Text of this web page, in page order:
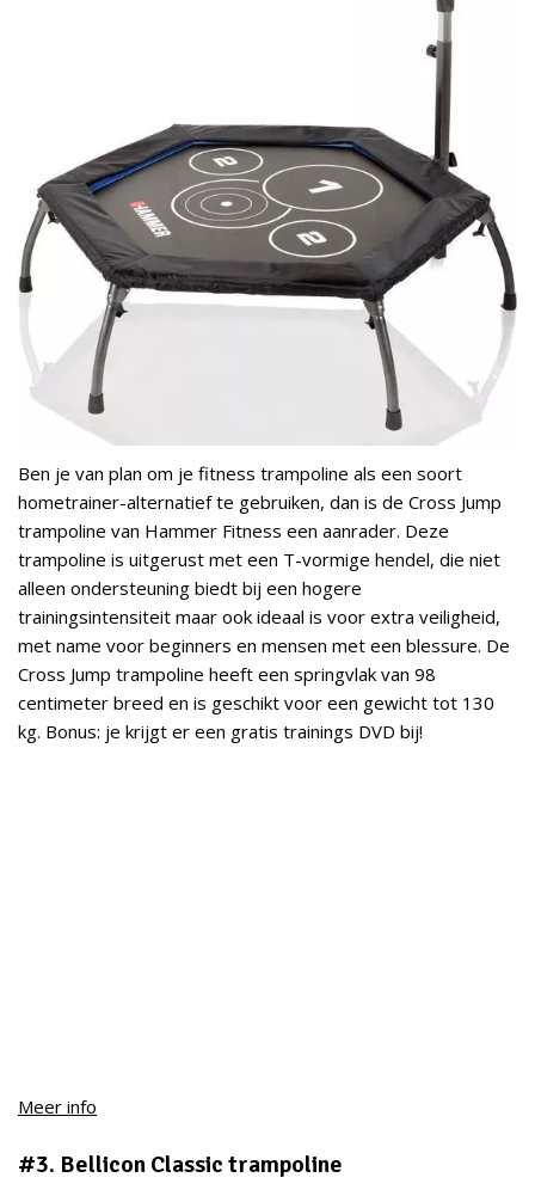
Ben je van plan om je fitness trampoline als een soort
hometrainer-alternatief te gebruiken, dan is de Cross Jump
trampoline van Hammer Fitness een aanrader. Deze
trampoline is uitgerust met een T-vormige hendel, die niet
alleen ondersteuning biedt bij een hogere
trainingsintensiteit maar ook ideaal is voor extra veiligheid,
met name voor beginners en mensen met een blessure. De
Cross Jump trampoline heeft een springvlak van 98
centimeter breed en is geschikt voor een gewicht tot 130
kg. Bonus: je krijgt er een gratis trainings DVD bij!
Meer info
#3. Bellicon Classic trampoline